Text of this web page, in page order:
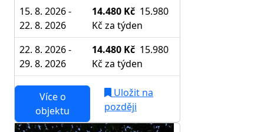
15. 8. 2026 -
22. 8. 2026
14.480 Kč 15.980
Kč za týden
22. 8. 2026 -
29. 8. 2026
14.480 Kč 15.980
Kč za týden
Více o
objektu
Uložit na
později